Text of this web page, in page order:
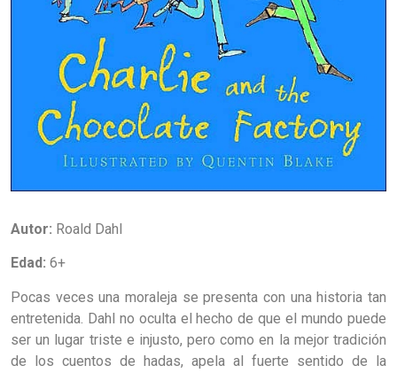
Autor: Roald Dahl
Edad: 6+
Pocas veces una moraleja se presenta con una historia tan
entretenida. Dahl no oculta el hecho de que el mundo puede
ser un lugar triste e injusto, pero como en la mejor tradición
de los cuentos de hadas, apela al fuerte sentido de la